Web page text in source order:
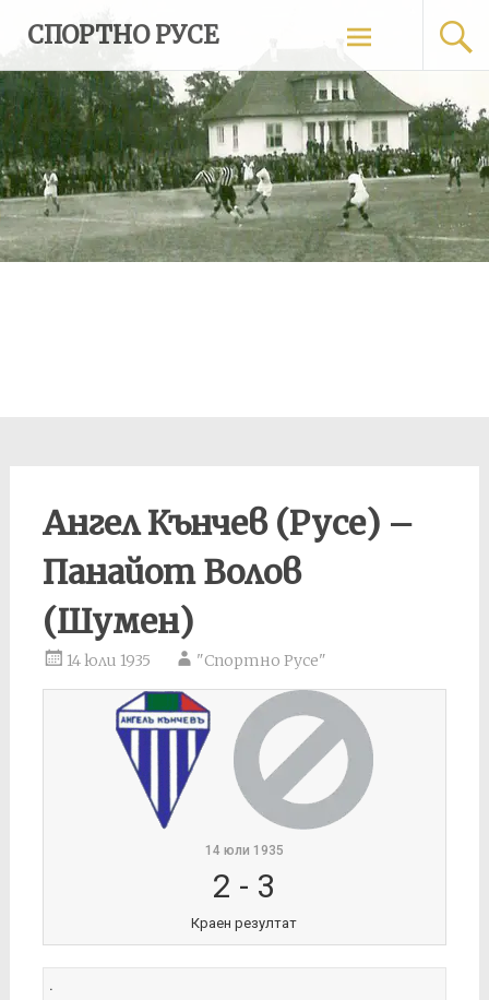
content
СПОРТНО РУСЕ
Ангел Кънчев (Русе) –
Панайот Волов
(Шумен)
14 юли 1935 "Спортно Русе"
14 юли 1935
2 - 3
Краен резултат
.